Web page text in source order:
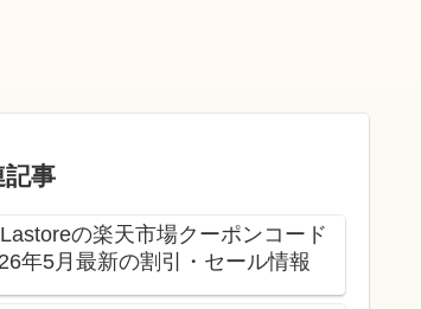
記事
の楽天市場クーポンコード
年5月最新の割引・セール情報